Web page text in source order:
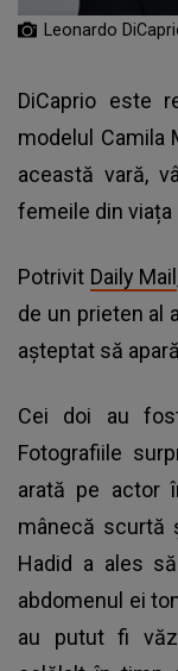
Leonardo
DiCaprio este
modelul Camila
această vară,
femeile din viața
Potrivit Daily Mail
de un prieten al
așteptat să
Cei doi au
Fotografiile
arată pe actor
mânecă scurtă
Hadid a ales
abdomenul ei
au putut fi